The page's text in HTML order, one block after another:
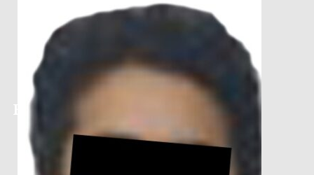
COLUMNAS
BAJO LA LUPA
RASTROS Y ROSTROS
VÍNCULOS ANIMALES